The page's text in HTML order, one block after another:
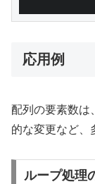
応用例
配列の要素数は
的な変更など、
ループ処理